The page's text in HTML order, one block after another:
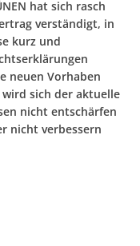
hat sich rasch
verständigt, in
kurz und
neuen Vorhaben
sich der aktuelle
nicht entschärfen
nicht verbessern